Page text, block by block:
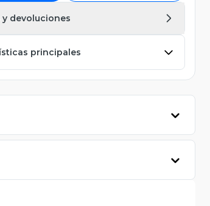
y devoluciones
principales